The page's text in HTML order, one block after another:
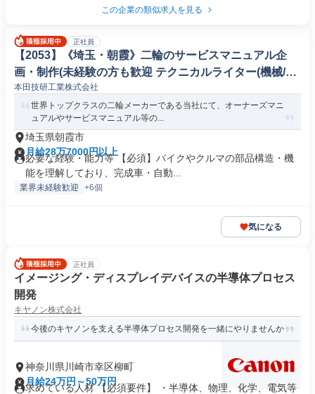
この企業の類似求人を見る
正社員
【2053】《埼玉・朝霞》二輪のサービスマニュアル企
画・制作(未経験の方も歓迎 テクニカルライター(機械/電
気/電子製品専門職)
本田技研工業株式会社
世界トップクラスの二輪メーカーである当社にて、オーナーズマニ
ュアルやサービスマニュアル等の...
埼玉県朝霞市
月給28万7000円以上
必要な経験・能力等 【必須】バイクやクルマの部品構造・機
能を理解しており、完成車・自動...
業界未経験歓迎 +6個
気になる
正社員
イメージング・ディスプレイデバイスの半導体プロセス
開発
キヤノン株式会社
今後のキヤノンを支える半導体プロセス開発を一緒にやりませんか
神奈川県川崎市幸区柳町
月給24万円～50万円
求めている人材 【必須要件】 ・半導体、物理、化学、電気等